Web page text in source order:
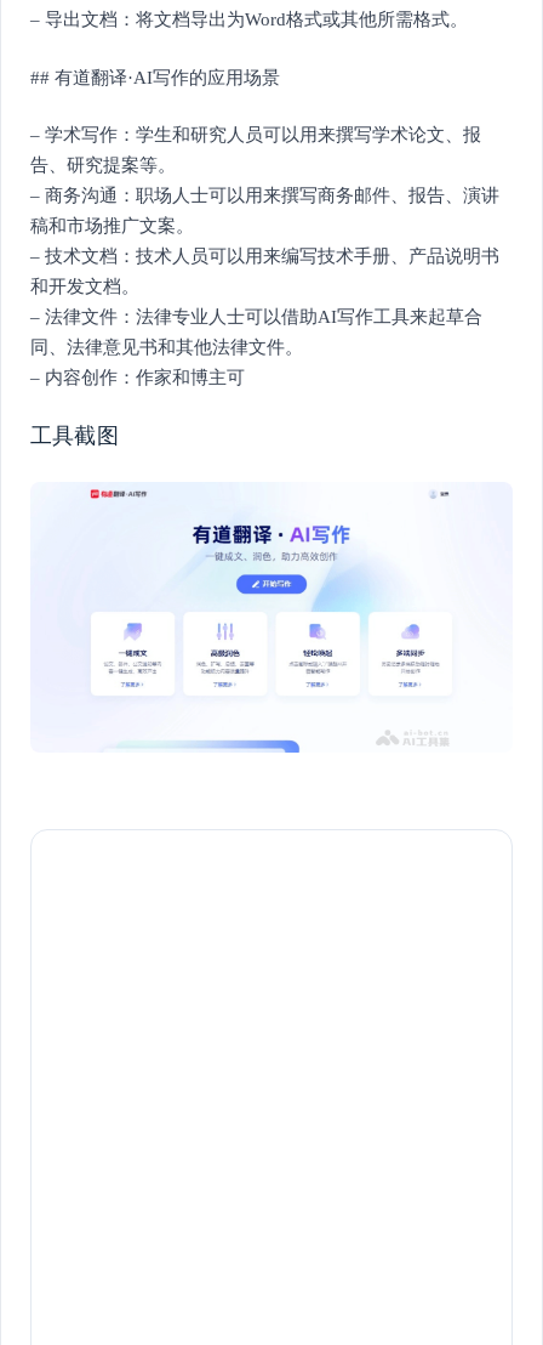
– 导出文档：将文档导出为Word格式或其他所需格式。
## 有道翻译·AI写作的应用场景
– 学术写作：学生和研究人员可以用来撰写学术论文、报
告、研究提案等。
– 商务沟通：职场人士可以用来撰写商务邮件、报告、演讲
稿和市场推广文案。
– 技术文档：技术人员可以用来编写技术手册、产品说明书
和开发文档。
– 法律文件：法律专业人士可以借助AI写作工具来起草合
同、法律意见书和其他法律文件。
– 内容创作：作家和博主可
工具截图